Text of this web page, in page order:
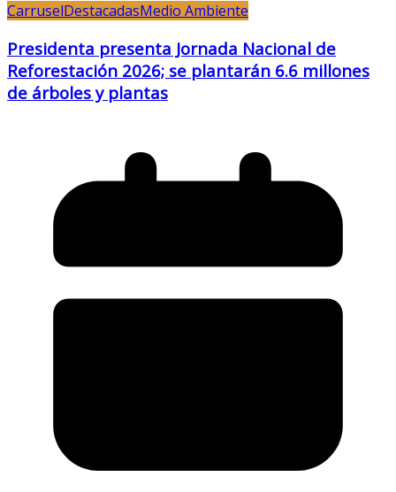
CarruselDestacadasMedio Ambiente
Presidenta presenta Jornada Nacional de
Reforestación 2026; se plantarán 6.6 millones
de árboles y plantas